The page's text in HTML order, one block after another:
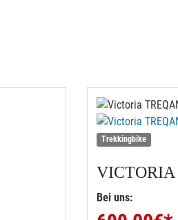
Trekkingbike
VICTORIA
Bei uns: